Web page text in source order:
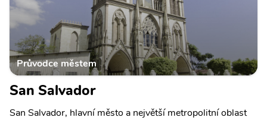
Průvodce městem
San Salvador
San Salvador, hlavní město a největší metropolitní oblast